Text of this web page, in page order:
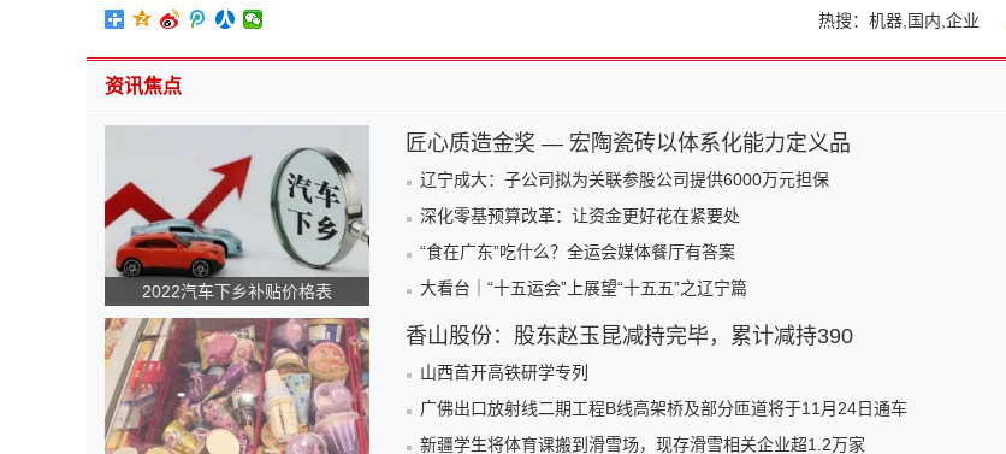
热搜：机器,国内,企业
资讯焦点
2022汽车下乡补贴价格表
匠心质造金奖 — 宏陶瓷砖以体系化能力定义品
辽宁成大：子公司拟为关联参股公司提供6000万元担保
深化零基预算改革：让资金更好花在紧要处
“食在广东”吃什么？全运会媒体餐厅有答案
大看台｜“十五运会”上展望“十五五”之辽宁篇
香山股份：股东赵玉昆减持完毕，累计减持390
山西首开高铁研学专列
广佛出口放射线二期工程B线高架桥及部分匝道将于11月24日通车
新疆学生将体育课搬到滑雪场，现存滑雪相关企业超1.2万家